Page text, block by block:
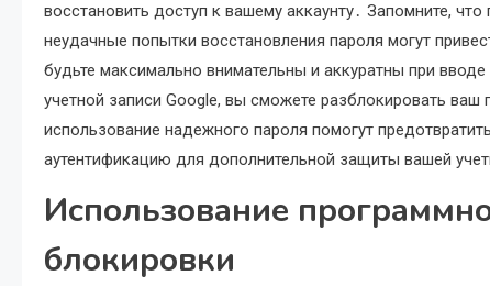
восстановить доступ к вашему аккаунту․ Запомните,
неудачные попытки восстановления пароля могут
будьте максимально внимательны и аккуратны при
учетной записи Google, вы сможете разблокировать
использование надежного пароля помогут
аутентификацию для дополнительной защиты вашей
Использование
блокировки